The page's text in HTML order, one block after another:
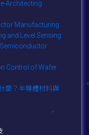
Architecting
Manufacturing:
and Level Sensing
Control of Wafer
麼？半導體材料與